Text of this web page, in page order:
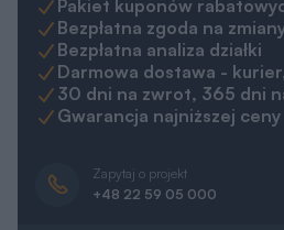
Pakiet kuponów
Bezpłatna zgoda na
Bezpłatna analiza działki
Darmowa dostawa -
30 dni na zwrot, 365 dni
Gwarancja najniższej ceny
Zapytaj o projekt
+48 22 59 05 000